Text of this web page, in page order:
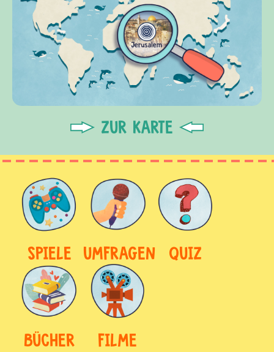
ZUR KARTE
SPIELE UMFRAGEN QUIZ
BÜCHER FILME